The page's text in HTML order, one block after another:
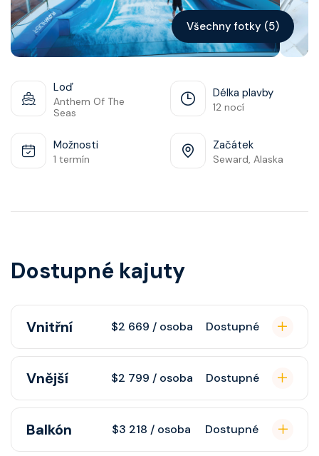
Všechny fotky (5)
Loď
Anthem Of The
Seas
Délka plavby
12 nocí
Možnosti
1 termín
Začátek
Seward, Alaska
Dostupné kajuty
Vnitřní $2 669 / osoba Dostupné
fén, soukromou koupelnu se
sprchou, šatnu, nastavitelnou
klimatizaci, interaktivní TV, rádio,
telefon, noční stolky, trezor.
Vnější $2 799 / osoba Dostupné
Balkón $3 218 / osoba Dostupné